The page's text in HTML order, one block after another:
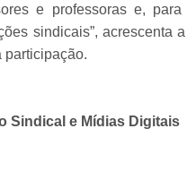
e professoras e,
sindicais”, acrescenta
participação.
Sindical e Mídias Digitais